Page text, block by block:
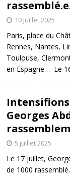
10 juillet 2025
Paris, place du
Rennes, Nantes,
Toulouse,
en Espagne… Le
Georges
5 juillet 2025
Le 17 juillet,
de 1000